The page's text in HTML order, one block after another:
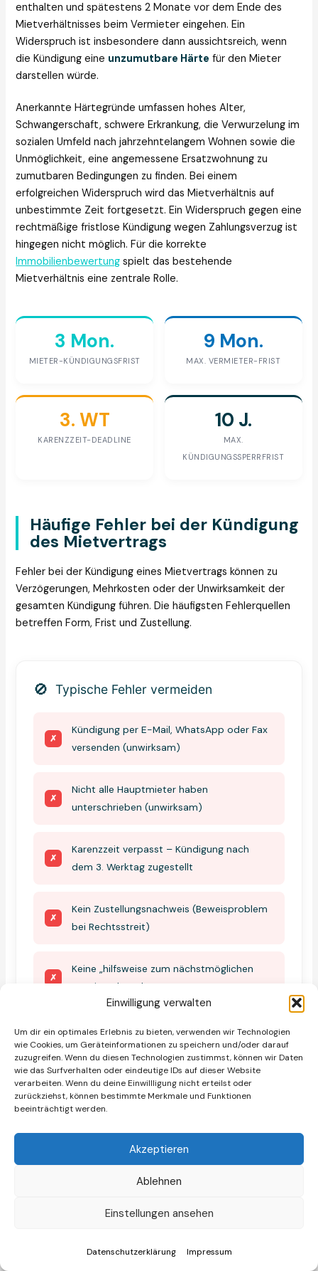
Einwilligung verwalten
Um dir ein optimales Erlebnis zu bieten, verwenden wir Technologien
wie Cookies, um Geräteinformationen zu speichern und/oder darauf
zuzugreifen. Wenn du diesen Technologien zustimmst, können wir Daten
wie das Surfverhalten oder eindeutige IDs auf dieser Website
verarbeiten. Wenn du deine Einwillligung nicht erteilst oder
zurückziehst, können bestimmte Merkmale und Funktionen
beeinträchtigt werden.
Akzeptieren
Ablehnen
Einstellungen ansehen
Datenschutzerklärung Impressum
enthalten und spätestens 2 Monate vor dem Ende des
Mietverhältnisses beim Vermieter eingehen. Ein
Widerspruch ist insbesondere dann aussichtsreich, wenn
die Kündigung eine unzumutbare Härte für den Mieter
darstellen würde.
Anerkannte Härtegründe umfassen hohes Alter,
Schwangerschaft, schwere Erkrankung, die Verwurzelung im
sozialen Umfeld nach jahrzehntelangem Wohnen sowie die
Unmöglichkeit, eine angemessene Ersatzwohnung zu
zumutbaren Bedingungen zu finden. Bei einem
erfolgreichen Widerspruch wird das Mietverhältnis auf
unbestimmte Zeit fortgesetzt. Ein Widerspruch gegen eine
rechtmäßige fristlose Kündigung wegen Zahlungsverzug ist
hingegen nicht möglich. Für die korrekte
Immobilienbewertung spielt das bestehende
Mietverhältnis eine zentrale Rolle.
3 Mon.
MIETER-KÜNDIGUNGSFRIST
9 Mon.
MAX. VERMIETER-FRIST
3. WT
KARENZZEIT-DEADLINE
10 J.
MAX.
KÜNDIGUNGSSPERRFRIST
Häufige Fehler bei der Kündigung
des Mietvertrags
Fehler bei der Kündigung eines Mietvertrags können zu
Verzögerungen, Mehrkosten oder der Unwirksamkeit der
gesamten Kündigung führen. Die häufigsten Fehlerquellen
betreffen Form, Frist und Zustellung.
🚫 Typische Fehler vermeiden
✗
Kündigung per E-Mail, WhatsApp oder Fax
versenden (unwirksam)
✗
Nicht alle Hauptmieter haben
unterschrieben (unwirksam)
✗
Karenzzeit verpasst – Kündigung nach
dem 3. Werktag zugestellt
✗
Kein Zustellungsnachweis (Beweisproblem
bei Rechtsstreit)
✗
Keine „hilfsweise zum nächstmöglichen
Termin“-Klausel
Häufig gestellte Fragen
Wie lange ist die Kündigungsfrist bei
Kann ich meinen Mietvertrag auch per E-
Muss ich als Mieter einen Grund für die